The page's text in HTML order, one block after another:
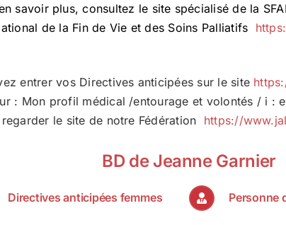
savoir plus, consultez le site spécialisé de la
de la Fin de Vie et des Soins Palliatifs
entrer vos Directives anticipées sur le site
: Mon profil médical /entourage et volontés / i :
le site de notre Fédération https://
BD de Jeanne Garnier
Directives anticipées femmes Personne